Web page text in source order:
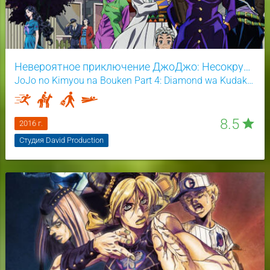
Невероятное приключение ДжоДжо: Несокрушимый алмаз
JoJo no Kimyou na Bouken Part 4: Diamond wa Kudakenai / JJBADU
8.5 star
2016 г.
Студия David Production